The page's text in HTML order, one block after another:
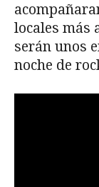
locales más
serán unos
noche de